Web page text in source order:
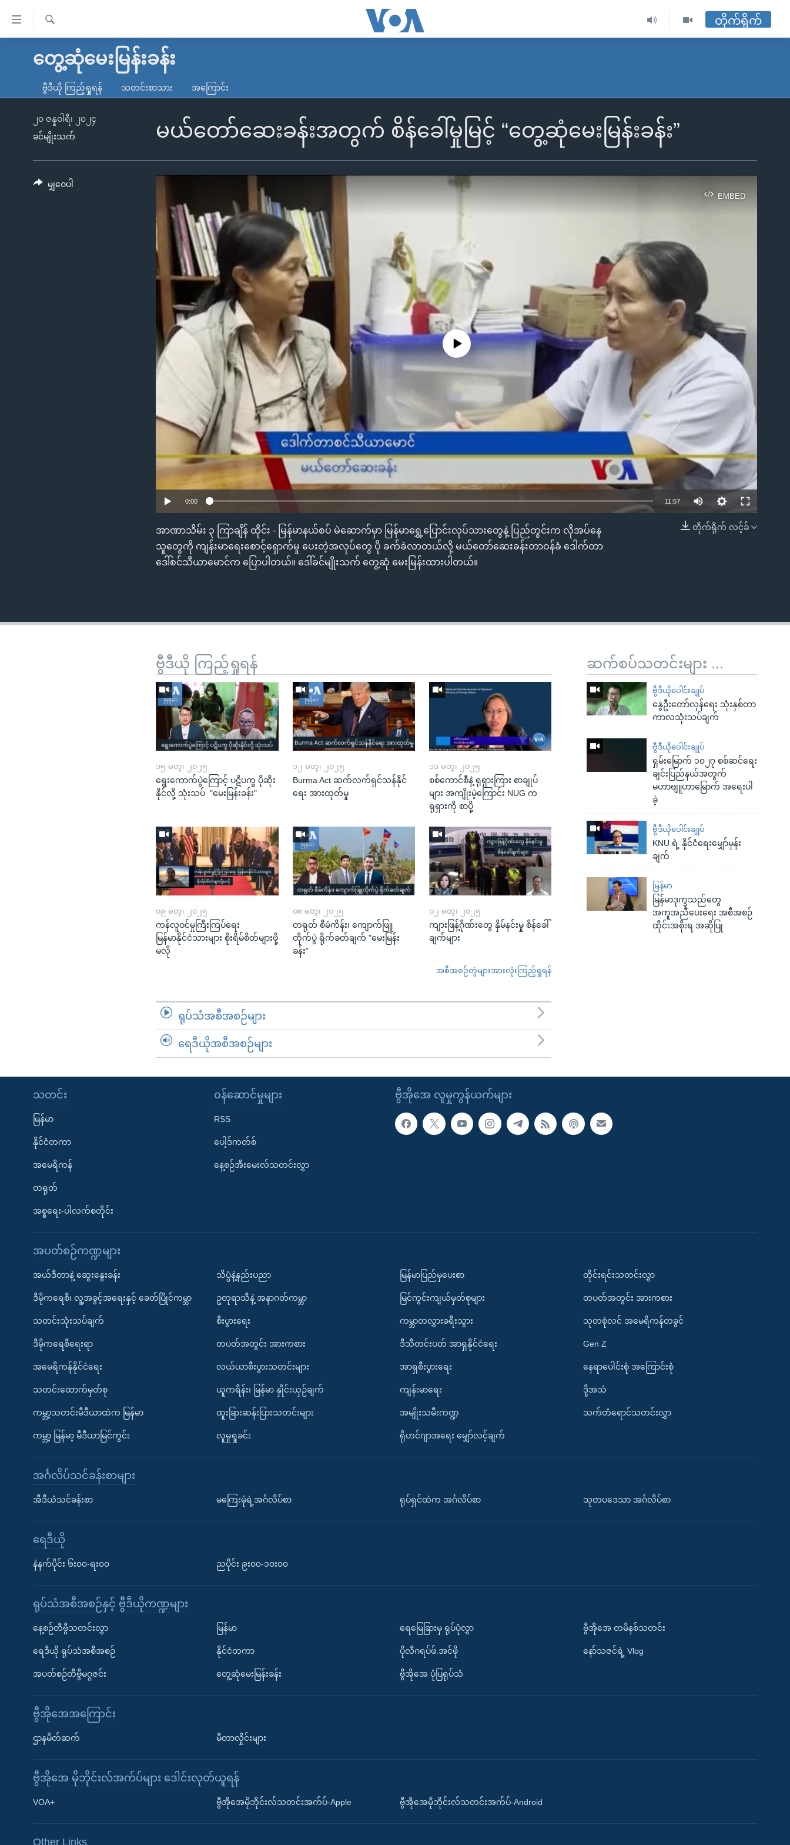
လွယ်ကူ
သည့်
မူလစာမျက်နှာ
ကမ္ဘာ့သတင်းများ
နိုင်ငံတကာ
အမေရိကန်
တရုတ်
အစ္စရေး-ပါလက်စတိုင်း
သတင်းလွတ်လပ်ခွင့်
ရပ်ဝန်းတခု လမ်းတခု အလွန်
အင်္ဂလိပ်စာလေ့လာမယ်
Learning English
ရ
တိုက်ရိုက်
တွေ့ဆုံမေးမြန်းခန်း
ဗွီဒီယို ကြည့်ရှုရန် သတင်းစာသား အကြောင်း
မယ်တော်ဆေးခန်းအတွက် စိန်ခေါ်မှုမြင့် “တွေ့ဆုံမေးမြန်းခန်း”
၂၀ ဇန္နဝါရီ၊ ၂၀၂၄
ခင်မျိုးသက်
EMBED
EMBED
No media source currently available
0:00 11:57
တိုက်ရိုက် လင့်ခ်
အာဏာသိမ်း ၃ ကြာချိန် ထိုင်း - မြန်မာနယ်စပ် မဲဆောက်မှာ မြန်မာရွှေ့ပြောင်းလုပ်သားတွေနဲ့ ပြည်တွင်းက လိုအပ်နေ
သူတွေကို ကျန်းမာရေးစောင့်ရှောက်မှု ပေးတဲ့အလုပ်တွေ ပို ခက်ခဲလာတယ်လို့ မယ်တော်ဆေးခန်းတာဝန်ခံ ဒေါက်တာ
ဒေါ်စင်သီယာမောင်က ပြောပါတယ်။ ဒေါ်ခင်မျိုးသက် တွေ့ဆုံ မေးမြန်းထားပါတယ်။
မျှဝေပါ
ဆက်စပ်သတင်းများ ...
ဗွီဒီယိုပေါင်းချုပ်
နွေဦးတော်လှန်ရေး သုံးနှစ်တာ
ကာလသုံးသပ်ချက်
ဗွီဒီယိုပေါင်းချုပ်
ရှမ်းမြောက် ၁၀၂၇ စစ်ဆင်ရေး
ချင်းပြည်နယ်အတွက်
မဟာဗျူဟာမြောက် အရေးပါ
ခဲ့
ဗွီဒီယိုပေါင်းချုပ်
KNU ရဲ့ နိုင်ငံရေးမျှော်မှန်း
ချက်
မြန်မာ
မြန်မာဒုက္ခသည်တွေ
အကူအညီပေးရေး အစီအစဉ်
ထိုင်းအစိုးရ အဆိုပြု
ဗွီဒီယို ကြည့်ရှုရန်
၁၅ မတ္၊ ၂၀၂၅
ရွေးကောက်ပွဲကြောင့် ပဋိပက္ခ ပိုဆိုး
နိုင်လို့ သုံးသပ် "မေးမြန်းခန်း"
၁၂ မတ္၊ ၂၀၂၅
Burma Act ဆက်လက်ရှင်သန်နိုင်
ရေး အားထုတ်မှု
၁၁ မတ္၊ ၂၀၂၅
စစ်ကောင်စီနဲ့ ရုရှားကြား စာချုပ်
များ အကျိုးမဲ့ကြောင်း NUG က
ရုရှားကို စာပို့
၀၉ မတ္၊ ၂၀၂၅
ကန်လူဝင်မှုကြီးကြပ်ရေး
မြန်မာနိုင်ငံသားများ စိုးရိမ်စိတ်များဖို့
မလို
၀၈ မတ္၊ ၂၀၂၅
တရုတ် စီမံကိန်း၊ ကျောက်ဖြူ
တိုက်ပွဲ ရိုက်ခတ်ချက် "မေးမြန်း
ခန်း"
၀၂ မတ္၊ ၂၀၂၅
ကျားဖြန့်ဂိုဏ်းတွေ နှိမ်နင်းမှု စိန်ခေါ်
ချက်များ
အစီအစဉ်တွဲများအားလုံးကြည့်ရှုရန်
ရုပ်သံအစီအစဉ်များ
ရေဒီယိုအစီအစဉ်များ
ဗွီအိုအေ လူမှုကွန်ယက်များ
သတင်း
မြန်မာ
နိုင်ငံတကာ
အမေရိကန်
တရုတ်
အစ္စရေး-ပါလက်စတိုင်း
၀န်ဆောင်မှုများ
RSS
ပေါ့ဒ်ကတ်စ်
နေ့စဉ်အီးမေးလ်သတင်းလွှာ
အပတ်စဉ်ကဏ္ဍများ
အယ်ဒီတာနဲ့ ဆွေးနွေးခန်း
ဒီမိုကရေစီ၊ လူ့အခွင့်အရေးနှင့် ခေတ်ပြိုင်ကမ္ဘာ
သတင်းသုံးသပ်ချက်
ဒီမိုကရေစီရေးရာ
အမေရိကန်နိုင်ငံရေး
သတင်းထောက်မှတ်စု
ကမ္ဘာ့သတင်းမီဒီယာထဲက မြန်မာ
ကမ္ဘာ့ မြန်မာ့ မီဒီယာမြင်ကွင်း
သိပ္ပံနဲ့နည်းပညာ
ဥတုရာသီနဲ့ အနာဂတ်ကမ္ဘာ
စီးပွားရေး
တပတ်အတွင်း အားကစား
လယ်ယာစီးပွားသတင်းများ
ယူကရိန်း၊ မြန်မာ နှိုင်းယှဉ်ချက်
ထူးခြားဆန်းပြားသတင်းများ
လူမှုရှုခင်း
မြန်မာပြည်မှပေးစာ
မြင်ကွင်းကျယ်မှတ်စုများ
ကမ္ဘာတလွှားခရီးသွား
ဒီသီတင်းပတ် အာရှနိုင်ငံရေး
အာရှစီးပွားရေး
ကျန်းမာရေး
အမျိုးသမီးကဏ္ဍ
ရိုဟင်ဂျာအရေး မျှော်လင့်ချက်
တိုင်းရင်းသတင်းလွှာ
တပတ်အတွင်း အားကစား
သုတစုံလင် အမေရိကန်တခွင်
Gen Z
နေရာပေါင်းစုံ အကြောင်းစုံ
ဒို့အသံ
သက်တံရောင်သတင်းလွှာ
အင်္ဂလိပ်သင်ခန်းစာများ
အီဒီယံသင်ခန်းစာ မကြေးမုံရဲ့အင်္ဂလိပ်စာ ရုပ်ရှင်ထဲက အင်္ဂလိပ်စာ သုတပဒေသာ အင်္ဂလိပ်စာ
ရေဒီယို
နံနက်ပိုင်း ၆း၀၀-ရး၀၀ ညပိုင်း ၉း၀၀-၁၀း၀၀
ရုပ်သံအစီအစဉ်နှင့် ဗွီဒီယိုကဏ္ဍများ
နေ့စဉ်တီဗွီသတင်းလွှာ
ရေဒီယို ရုပ်သံအစီအစဉ်
အပတ်စဉ်တီဗွီမဂ္ဂဇင်း
မြန်မာ
နိုင်ငံတကာ
တွေ့ဆုံမေးမြန်းခန်း
ရေမြေခြားမှ ရုပ်ပုံလွှာ
ပိုလီဂရပ်ဖ်.အင်ဖို
ဗွီအိုအေ ပုံပြရုပ်သံ
ဗွီအိုအေ တမိနစ်သတင်း
နော်သဇင်ရဲ့ Vlog
ဗွီအိုအေအကြောင်း
ဌာနမိတ်ဆက် မီတာလှိုင်းများ
ဗွီအိုအေ မိုဘိုင်းလ်အက်ပ်များ ဒေါင်းလုတ်ယူရန်
VOA+ ဗွီအိုအေမိုဘိုင်းလ်သတင်းအက်ပ်-Apple ဗွီအိုအေမိုဘိုင်းလ်သတင်းအက်ပ်-Android
Other Links